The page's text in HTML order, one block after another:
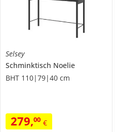
Selsey
Schminktisch Noelie
BHT 110|79|40 cm
279,00 €